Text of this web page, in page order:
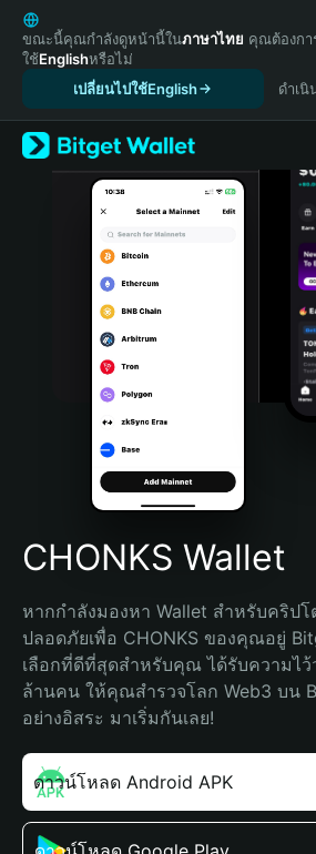
English
日本語
Tiếng Việt
Español (Latinoamérica)
Türkçe
Italiano
Português (Portugal)
Bahasa Indonesia
Português (Brasil)
Español (Argentina)
ขณะนี้คุณกำลังดูหน้านี้ในภาษาไทย คุณต้องกา
ใช้Englishหรือไม่
เปลี่ยนไปใช้English
ดำเ
CHONKS Wallet
หากกำลังมองหา Wallet สำหรับคริปโ
ปลอดภัยเพื่อ CHONKS ของคุณอยู่
เลือกที่ดีที่สุดสำหรับคุณ ได้รับความไว้
ล้านคน ให้คุณสำรวจโลก Web3 บน
อย่างอิสระ มาเริ่มกันเลย!
ดาวน์โหลด Android APK